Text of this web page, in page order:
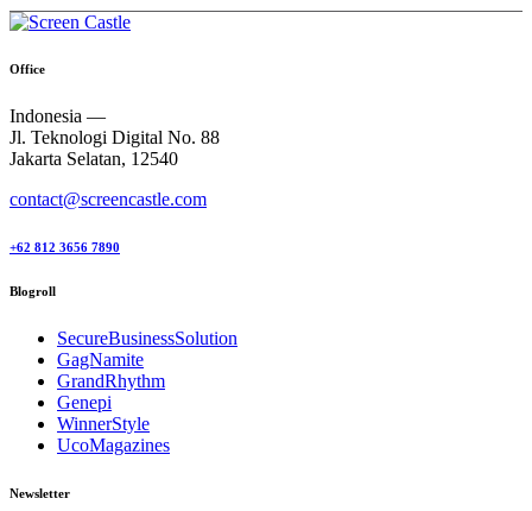
Office
Indonesia —
Jl. Teknologi Digital No. 88
Jakarta Selatan, 12540
contact@screencastle.com
+62 812 3656 7890
Blogroll
SecureBusinessSolution
GagNamite
GrandRhythm
Genepi
WinnerStyle
UcoMagazines
Newsletter